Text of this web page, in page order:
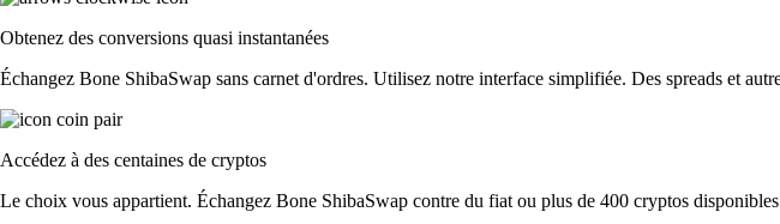
Obtenez des conversions quasi instantanées
Échangez Bone ShibaSwap sans carnet d'ordres. Utilisez notre interface simplifiée. Des spreads et
Accédez à des centaines de cryptos
Le choix vous appartient. Échangez Bone ShibaSwap contre du fiat ou plus de 400 cryptos